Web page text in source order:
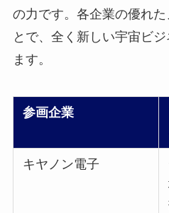
の力です。各企業の優れ
とで、全く新しい宇宙ビ
ます。
参画企業
キヤノン電子